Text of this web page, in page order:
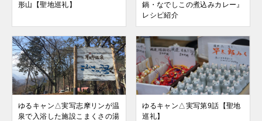
形山【聖地巡礼】
鍋・なでしこの煮込みカレー』
レシピ紹介
ゆるキャン△実写志摩リンが温
泉で入浴した施設こまくさの湯
ゆるキャン△実写第9話【聖地
巡礼】